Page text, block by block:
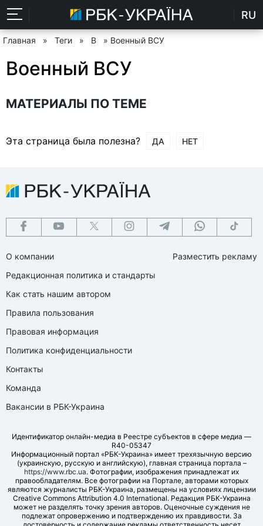
RU
Главная » Теги » В » Военный ВСУ
Военный ВСУ
МАТЕРИАЛЫ ПО ТЕМЕ
Эта страница была полезна? ДА НЕТ
О компании
Редакционная политика и стандарты
Как стать нашим автором
Правила пользования
Правовая информация
Политика конфиденциальности
Контакты
Команда
Вакансии в РБК-Украина
Разместить рекламу
Идентификатор онлайн-медиа в Реестре субъектов в сфере медиа —
R40-05347
Информационный портал «РБК-Украина» имеет трехязычную версию
(украинскую, русскую и английскую), главная страница портала –
https://www.rbc.ua. Фотографии, изображения принадлежат их
правообладателям. Все фотографии на Портале, авторами которых
являются журналисты РБК-Украина, размещены на условиях лицензии
Creative Commons Attribution 4.0 International. Редакция РБК-Украина
может не разделять точку зрения авторов. Оценочные суждения не
подлежат опровержению и подтверждению их правдивости. За